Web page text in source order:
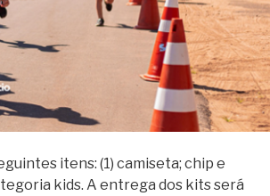
itens: (1) camiseta; chip e
kids. A entrega dos kits será